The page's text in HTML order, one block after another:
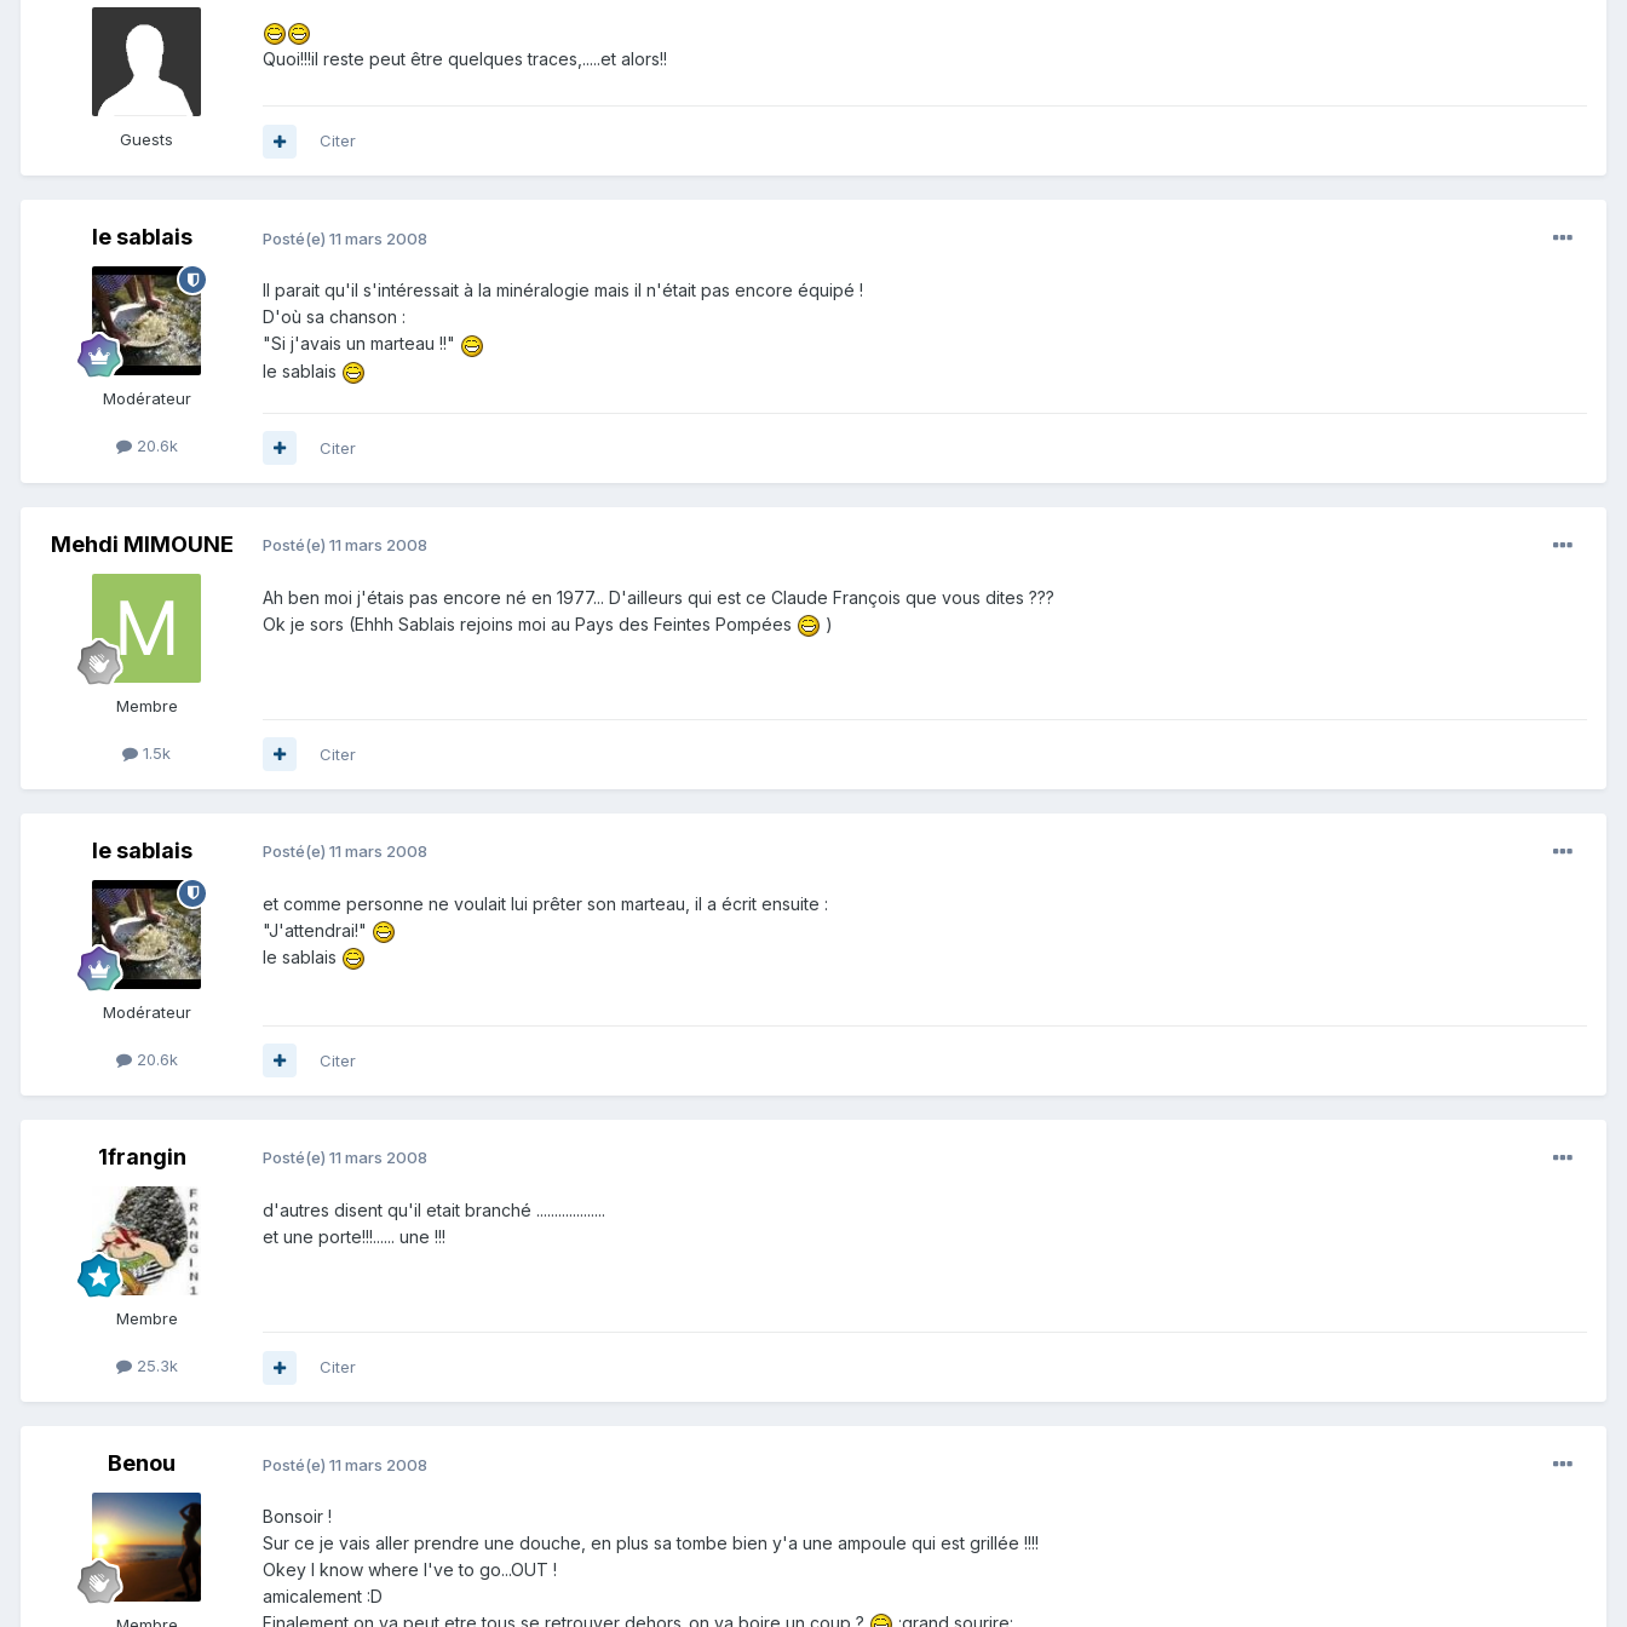
Guests
Quoi!!!il reste peut être quelques traces,.....et alors!!
Citer
le sablais
Modérateur
20.6k
Posté(e) 11 mars 2008
Il parait qu'il s'intéressait à la minéralogie mais il n'était pas encore équipé !
D'où sa chanson :
"Si j'avais un marteau !!"
le sablais
Citer
Mehdi MIMOUNE
Membre
1.5k
Posté(e) 11 mars 2008
Ah ben moi j'étais pas encore né en 1977... D'ailleurs qui est ce Claude François que vous dites ???
Ok je sors (Ehhh Sablais rejoins moi au Pays des Feintes Pompées
)
Citer
le sablais
Modérateur
20.6k
Posté(e) 11 mars 2008
et comme personne ne voulait lui prêter son marteau, il a écrit ensuite :
"J'attendrai!"
le sablais
Citer
1frangin
Membre
25.3k
Posté(e) 11 mars 2008
d'autres disent qu'il etait branché ...................
et une porte!!!...... une !!!
Citer
Benou Posté(e) 11 mars 2008
Bonsoir !
Sur ce je vais aller prendre une douche, en plus sa tombe bien y'a une ampoule qui est grillée !!!!
Okey I know where I've to go...OUT !
amicalement :D
Finalement on va peut etre tous se retrouver dehors..on va boire un coup ?
:grand sourire: